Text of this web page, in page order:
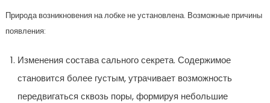
Природа возникновения на лобке не установлена. Возможные причины
появления:
Изменения состава сального секрета. Содержимое
становится более густым, утрачивает возможность
передвигаться сквозь поры, формируя небольшие